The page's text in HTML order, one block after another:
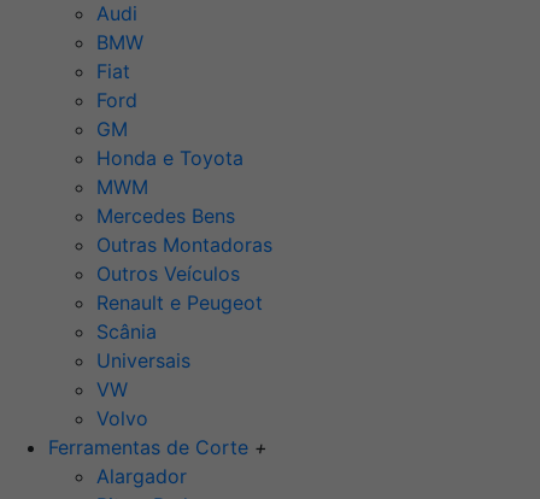
Audi
BMW
Fiat
Ford
GM
Honda e Toyota
MWM
Mercedes Bens
Outras Montadoras
Outros Veículos
Renault e Peugeot
Scânia
Universais
VW
Volvo
Ferramentas de Corte +
Alargador